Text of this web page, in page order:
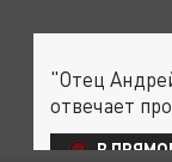
"Отец
отвечает
В